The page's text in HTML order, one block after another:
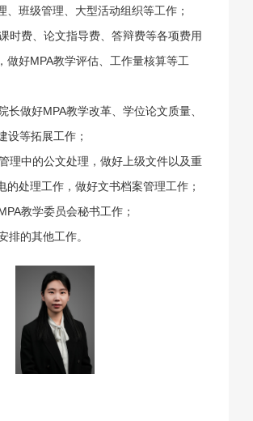
、班级管理、大型活动组织等工作；
时费、论文指导费、答辩费等各项费用
做好MPA教学评估、工作量核算等工
长做好MPA教学改革、学位论文质量、
设等拓展工作；
理中的公文处理，做好上级文件以及重
的处理工作，做好文书档案管理工作；
教学委员会秘书工作；
排的其他工作。